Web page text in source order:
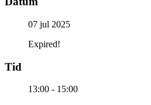
07 jul 2025
Expired!
Tid
13:00 - 15:00